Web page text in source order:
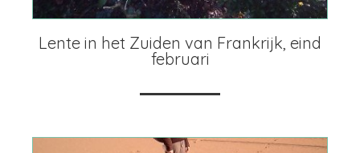
Lente in het Zuiden van Frankrijk, eind
februari